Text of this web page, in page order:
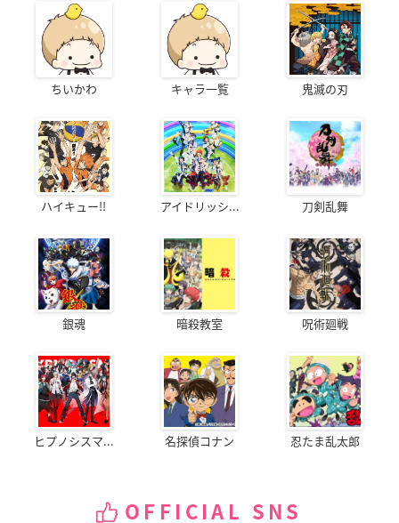
ちいかわ キャラ一覧 鬼滅の刃
ハイキュー!! アイドリッシ... 刀剣乱舞
銀魂 暗殺教室 呪術廻戦
ヒプノシスマ... 名探偵コナン 忍たま乱太郎
OFFICIAL SNS